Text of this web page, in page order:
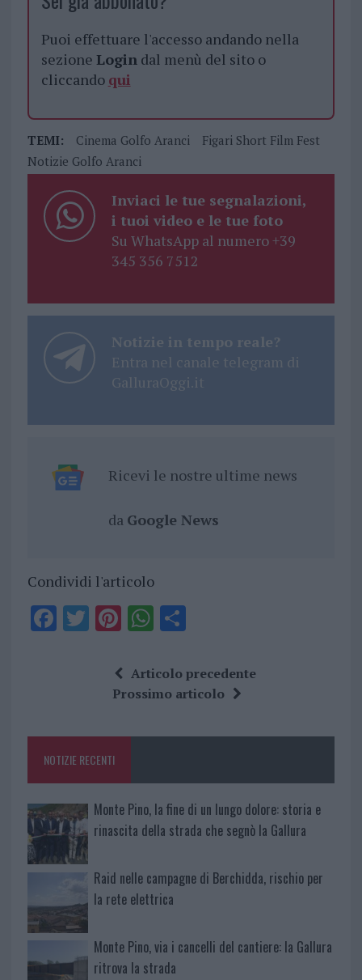
Puoi effettuare l'accesso andando nella
sezione Logindal menù del sito o
cliccando qui
TEMI: Cinema Golfo Aranci
Figari Short Film Fest
Notizie Golfo Aranci
Inviaci le tue segnalazioni,
i tuoi video e le tue foto
Su WhatsApp al numero +39
345 356 7512
Notizie in tempo reale?
Entra nel canale telegram di
GalluraOggi.it
Ricevi le nostre ultime news
da Google News
Condividi l'articolo
F
o
k
T Pi
te
re
W
at
s
p
S
a
re
Articolo precedente
Prossimo articolo
NOTIZIE RECENTI
Monte Pino, la fine di un lungo dolore: storia e
rinascita della strada che segnò la Gallura
Raid nelle campagne di Berchidda, rischio per
la rete elettrica
Monte Pino, via i cancelli del cantiere: la Gallura
ritrova la strada